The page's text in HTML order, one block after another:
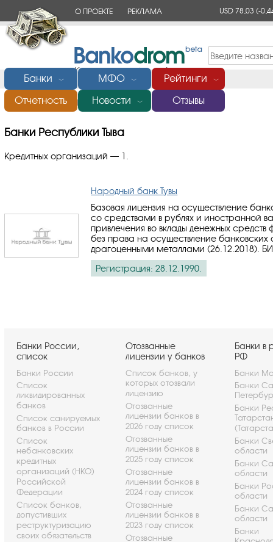
О ПРОЕКТЕ РЕКЛАМА USD 78,03(-
Банки ﹀ МФО ﹀ Рейтинги ﹀
Отчетность Новости ﹀ Отзывы
Главная/Банки Республики Тыва
Банки Республики Тыва
Кредитных организаций — 1.
Народный банк Тувы
Базовая лицензия на осуществление
со средствами в рублях и иностранной
привлечения во вклады денежных средств
без права на осуществление
драгоценными металлами (26.12.2018).
Регистрация: 28.12.1990.
Банки России,
список
Банки России
Список
ликвидированных
банков
Список санируемых
банков в России
Список
небанковских
кредитных
организаций (НКО)
Российской
Федерации
Список банков,
допустивших
реструктуризацию
своих обязательств
Отозванные
лицензии у банков
Список банков, у
которых отозвали
лицензию
Отозванные
лицензии банков в
2026 году список
Отозванные
лицензии банков в
2025 году список
Отозванные
лицензии банков в
2024 году список
Отозванные
лицензии банков в
2023 году список
Отозванные
Банки в
РФ
Банки
Банки
Банки
Банки
области
Банки
области
Банки
области
Банки
области
Банки